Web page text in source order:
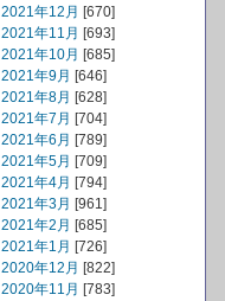
2021年12月 [670]
2021年11月 [693]
2021年10月 [685]
2021年9月 [646]
2021年8月 [628]
2021年7月 [704]
2021年6月 [789]
2021年5月 [709]
2021年4月 [794]
2021年3月 [961]
2021年2月 [685]
2021年1月 [726]
2020年12月 [822]
2020年11月 [783]